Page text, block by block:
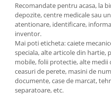
Recomandate pentru acasa, la
depozite, centre medicale sau
atentionare, identificare,
inventor.
Mai poti eticheta: caiete
speciala, alte articole din hartie,
mobile, folii protectie, alte
ceasuri de perete, masini de
documente, case de marcat,
separatoare, etc.